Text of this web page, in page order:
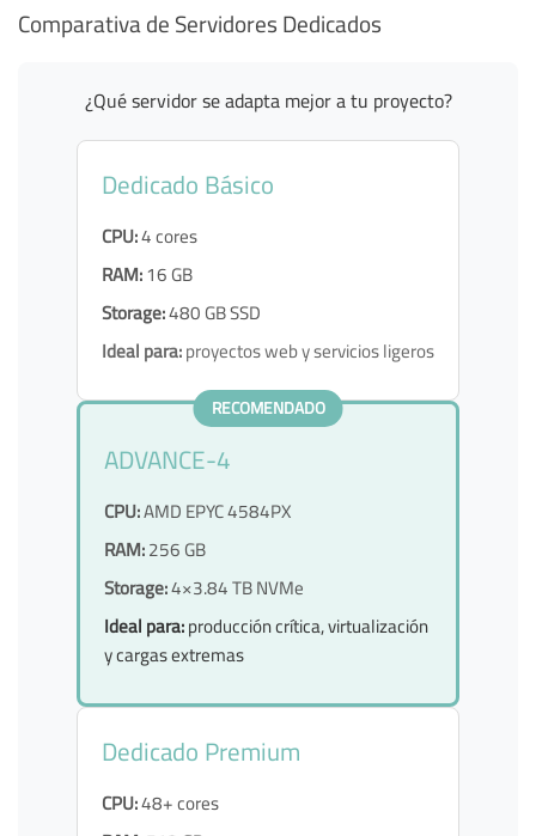
Comparativa de Servidores Dedicados
¿Qué servidor se adapta mejor a tu proyecto?
Dedicado Básico
CPU:4 cores
RAM:16 GB
Storage:480 GB SSD
Ideal para:proyectos web y servicios ligeros
RECOMENDADO
ADVANCE-4
CPU:AMD EPYC 4584PX
RAM:256 GB
Storage:4×3.84 TB NVMe
Ideal para:producción crítica, virtualización
y cargas extremas
Dedicado Premium
CPU:48+ cores